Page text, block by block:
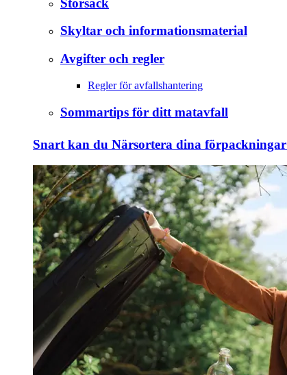
Skyltar och informationsmaterial
Avgifter och regler
Regler för avfallshantering
Sommartips för ditt matavfall
Snart kan du Närsortera dina förpackningar